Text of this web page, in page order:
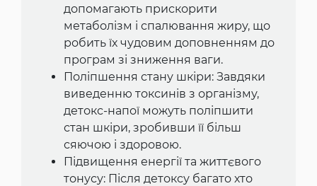
допомагають прискорити
метаболізм і спалювання жиру, що
робить їх чудовим доповненням до
програм зі зниження ваги.
Поліпшення стану шкіри: Завдяки
виведенню токсинів з організму,
детокс-напої можуть поліпшити
стан шкіри, зробивши її більш
сяючою і здоровою.
Підвищення енергії та життєвого
тонусу: Після детоксу багато хто